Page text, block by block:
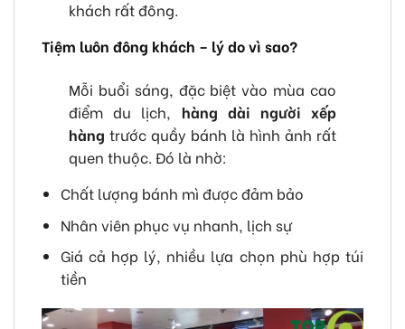
khách rất đông.
Tiệm luôn đông khách – lý do vì sao?
Mỗi buổi sáng, đặc biệt vào mùa cao
điểm du lịch, hàng dài người xếp
hàng trước quầy bánh là hình ảnh rất
quen thuộc. Đó là nhờ:
Chất lượng bánh mì được đảm bảo
Nhân viên phục vụ nhanh, lịch sự
Giá cả hợp lý, nhiều lựa chọn phù hợp túi
tiền